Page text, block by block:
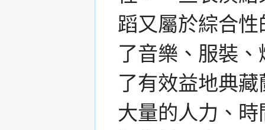
蹈又屬於綜合
了音樂、服裝
了有效益地典
大量的人力、